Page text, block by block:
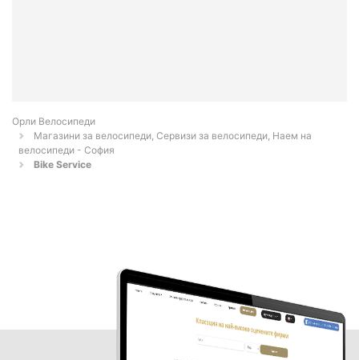
Орли Велосипеди
Магазини за велосипеди, Сервизи за велосипеди, Наем на
велосипеди - София
Bike Service